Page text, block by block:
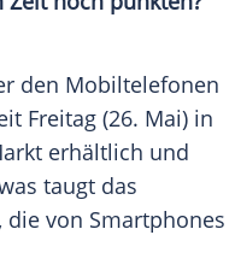
den Mobiltelefonen
Freitag (26. Mai) in
erhältlich und
taugt das
die von Smartphones